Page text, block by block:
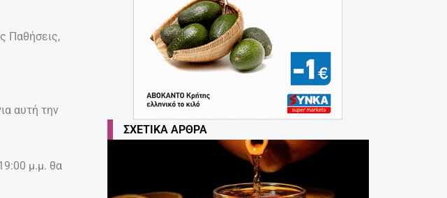
Παθήσεις,
αυτή την
μ.μ. θα
ΣΧΕΤΙΚΆ ΆΡΘΡΑ